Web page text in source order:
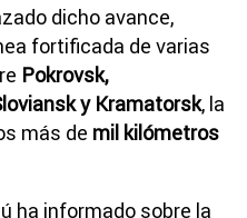
dicho avance,
fortificada de varias
Pokrovsk,
y Kramatorsk, la
más de mil kilómetros
ha informado sobre la